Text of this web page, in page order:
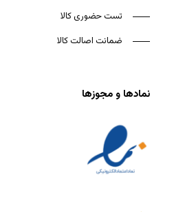
تست حضوری کالا
ضمانت اصالت کالا
نمادها و مجوزها